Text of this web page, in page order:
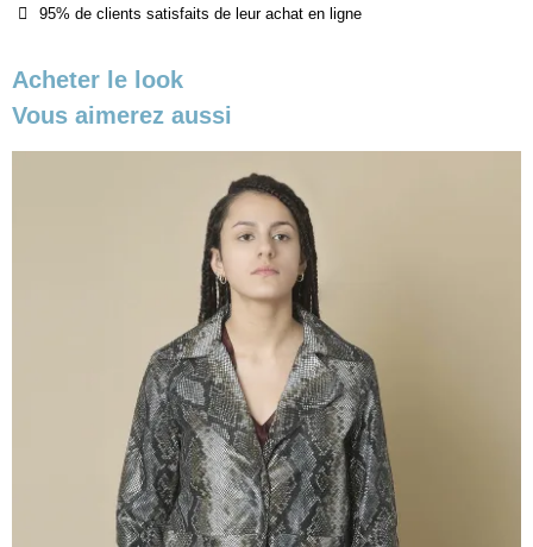
95% de clients satisfaits de leur achat en ligne
Acheter le look
Vous aimerez aussi